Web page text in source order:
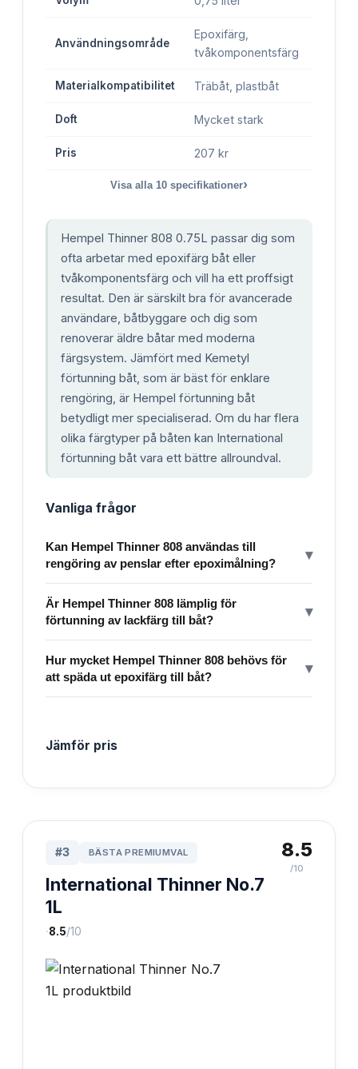
Användningsområde
Epoxifärg,
tvåkomponentsfärg
Materialkompatibilitet Träbåt, plastbåt
Doft Mycket stark
Pris 207 kr
Visa alla 10 specifikationer›
Hempel Thinner 808 0.75L passar dig som
ofta arbetar med epoxifärg båt eller
tvåkomponentsfärg och vill ha ett proffsigt
resultat. Den är särskilt bra för avancerade
användare, båtbyggare och dig som
renoverar äldre båtar med moderna
färgsystem. Jämfört med Kemetyl
förtunning båt, som är bäst för enklare
rengöring, är Hempel förtunning båt
betydligt mer specialiserad. Om du har flera
olika färgtyper på båten kan International
förtunning båt vara ett bättre allroundval.
Vanliga frågor
Kan Hempel Thinner 808 användas till
rengöring av penslar efter epoximålning?
▾
Är Hempel Thinner 808 lämplig för
förtunning av lackfärg till båt?
▾
Hur mycket Hempel Thinner 808 behövs för
att späda ut epoxifärg till båt?
▾
Jämför pris
#3 BÄSTA PREMIUMVAL
International Thinner No.7
1L
·8.5/10
8.5
/10